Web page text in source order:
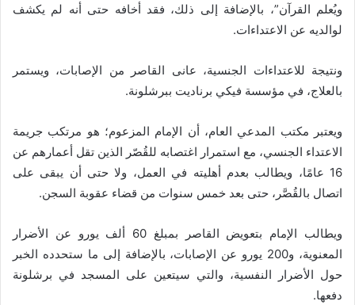
ويُعلم القرآن”، بالإضافة إلى ذلك، فقد أخافه حتى أنه لم يكشف
لوالديه عن الاعتداءات.
ونتيجة للاعتداءات الجنسية، عانى القاصر من الإصابات، ويستمر
بالعلاج، في مؤسسة فيكي برناديت ببرشلونة.
ويعتبر مكتب المدعي العام، أن الإمام المزعوم؛ هو مرتكب جريمة
الاعتداء الجنسي، مع استمرار اغتصابه للقُصّر الذين تقل أعمارهم عن
16 عامًا، ويطالب بعدم أهليته في العمل، ولا حتى أن يبقى على
اتصال بالقُصَّر، حتى بعد خمس سنوات من قضاء عقوبة السجن.
ويطالب الإمام بتعويض القاصر بمبلغ 60 ألف يورو عن الأضرار
المعنوية، و200 يورو عن الإصابات، بالإضافة إلى ما ستحدده الخبر
حول الأضرار النفسية، والتي سيتعين على المسجد في برشلونة
دفعها.